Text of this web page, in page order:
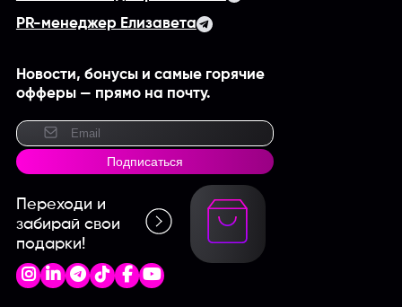
PR-менеджер Елизавета
Новости, бонусы и самые горячие
офферы — прямо на почту.
Подписаться
Переходи и
забирай свои
подарки!